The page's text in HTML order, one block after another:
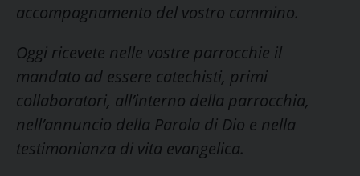
accompagnamento del vostro cammino.
Oggi ricevete nelle vostre parrocchie il
mandato ad essere catechisti, primi
collaboratori, all’interno della parrocchia,
nell’annuncio della Parola di Dio e nella
testimonianza di vita evangelica.